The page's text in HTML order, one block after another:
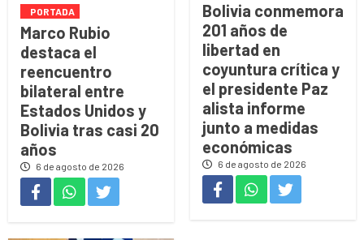
PORTADA
Marco Rubio
destaca el
reencuentro
bilateral entre
Estados Unidos y
Bolivia tras casi 20
años
6 de agosto de 2026
Bolivia conmemora
201 años de
libertad en
coyuntura crítica y
el presidente Paz
alista informe
junto a medidas
económicas
6 de agosto de 2026